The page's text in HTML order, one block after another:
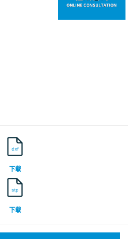
dxf
下载
stp
下载